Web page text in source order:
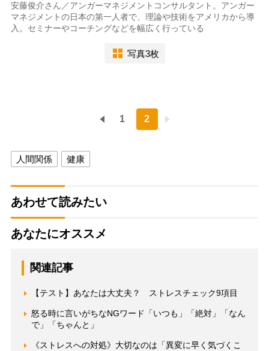
安藤俊介さん／アンガーマネジメントコンサルタント。アンガー
マネジメントの日本の第一人者で、理論や技術をアメリカから導
入。セミナーやコーチングなどを幅広く行っている
写真3枚
1 2
人間関係 健康
あわせて読みたい
あなたにオススメ
関連記事
【テスト】あなたは大丈夫？ ストレスチェック9項目
怒る時に言いがちなNGワード「いつも」「絶対」「なん
で」「ちゃんと」
《ストレスへの対処》大切なのは「異変に早く気づくこ